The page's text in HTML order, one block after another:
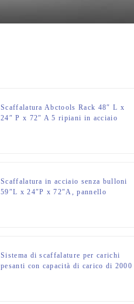
Scaffalatura Abctools Rack 48″ L x
24″ P x 72″ A 5 ripiani in acciaio
Scaffalatura in acciaio senza bulloni
59″L x 24″P x 72″A, pannello
Sistema di scaffalature per carichi
pesanti con capacità di carico di 2000